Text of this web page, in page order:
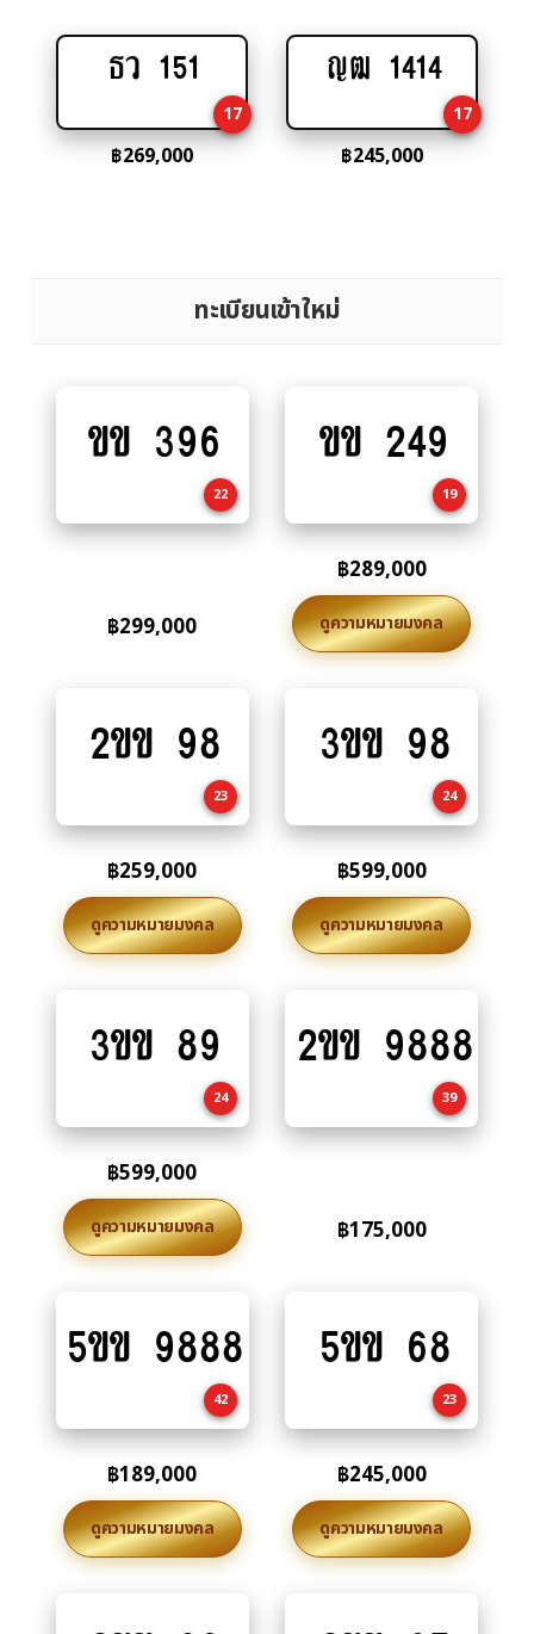
cart
ธว 151
17
฿269,000
Add
cart
ญฒ 1414
17
฿245,000
ทะเบียนเข้าใหม่
to
ขข 396
22
฿299,000
to
ขข 249
19
฿289,000
ดูความหมายมงคล
to
2ขข 98
23
฿259,000
ดูความหมายมงคล
to
3ขข 98
24
฿599,000
ดูความหมายมงคล
to
3ขข 89
24
฿599,000
ดูความหมายมงคล
to
2ขข 9888
39
฿175,000
to
5ขข 9888
42
฿189,000
ดูความหมายมงคล
to
5ขข 68
23
฿245,000
ดูความหมายมงคล